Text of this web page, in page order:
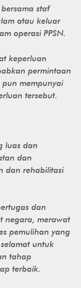
staf
atau keluar
operasi PPSN.
keperluan
permintaan
pun mempunyai
tersebut.
luas dan
dan
dan rehabilitasi
dan
negara, merawat
pemulihan yang
untuk
tahap
terbaik.